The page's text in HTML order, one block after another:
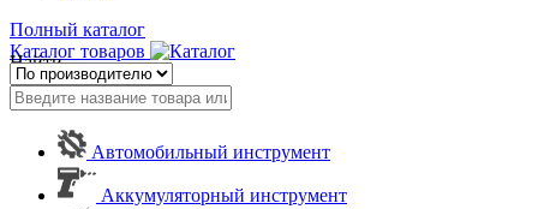
Полный каталог
Каталог товаров
Найти
Автомобильный инструмент
Аккумуляторный инструмент